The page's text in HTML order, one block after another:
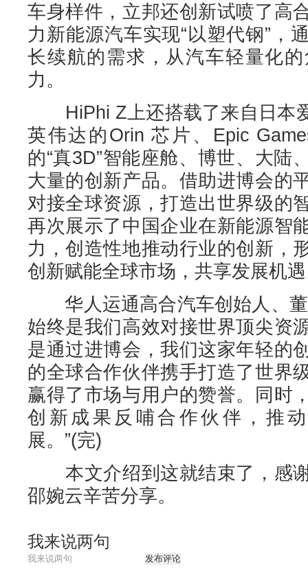
车身样件，立邦还创新试喷了高
力新能源汽车实现“以塑代钢”，
长续航的需求，从汽车轻量化
力。
HiPhi Z上还搭载了来自日本
英伟达的Orin 芯片、Epic
的“真3D”智能座舱、博世、大陆
大量的创新产品。借助进博会的
对接全球资源，打造出世界级的
再次展示了中国企业在新能源智
力，创造性地推动行业的创新，
创新赋能全球市场，共享发展机
华人运通高合汽车创始人、董
始终是我们高效对接世界顶尖资
是通过进博会，我们这家年轻的
的全球合作伙伴携手打造了世界
赢得了市场与用户的赞誉。同时
创新成果反哺合作伙伴，推
展。”(完)
本文介绍到这就结束了，感
邵婉云辛苦分享。
我来说两句
发布评论